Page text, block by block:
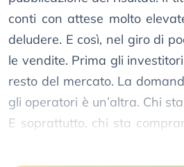
conti con attese molto
deludere. E così, nel giro di
le vendite. Prima gli
resto del mercato. La
gli operatori è un’altra. Chi
E soprattutto, chi sta